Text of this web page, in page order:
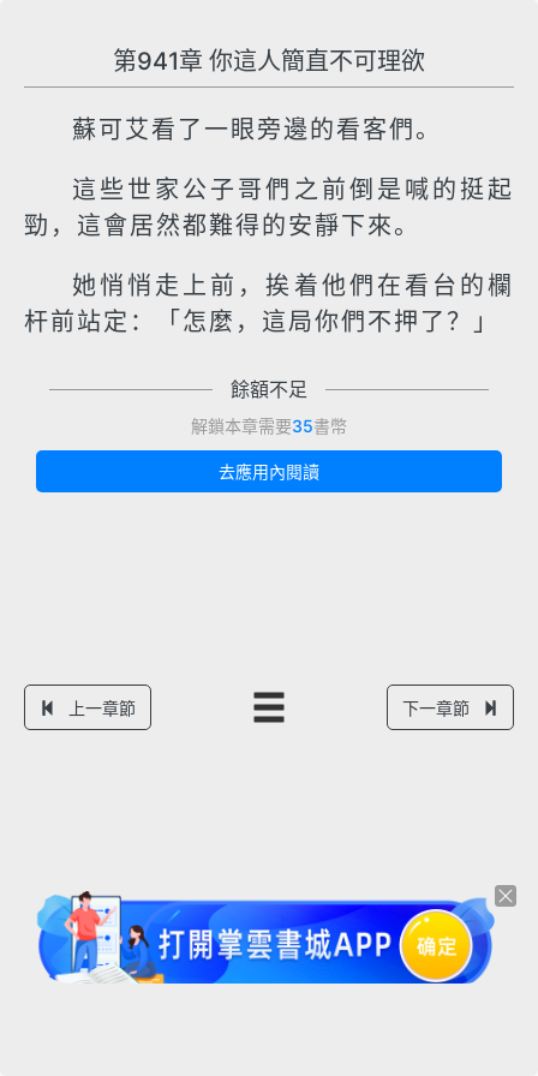
第941章 你這人簡直不可理欲
蘇可艾看了一眼旁邊的看客們。
這些世家公子哥們之前倒是喊的挺起
勁，這會居然都難得的安靜下來。
她悄悄走上前，挨着他們在看台的欄
杆前站定：「怎麼，這局你們不押了？」
餘額不足
解鎖本章需要35書幣
去應用內閱讀
上一章節 下一章節